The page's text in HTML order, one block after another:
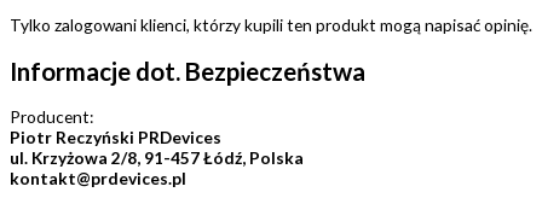
Tylko zalogowani klienci, którzy kupili ten produkt mogą napisać opinię.
Informacje dot. Bezpieczeństwa
Producent:
Piotr Reczyński PRDevices
ul. Krzyżowa 2/8, 91-457 Łódź, Polska
kontakt@prdevices.pl